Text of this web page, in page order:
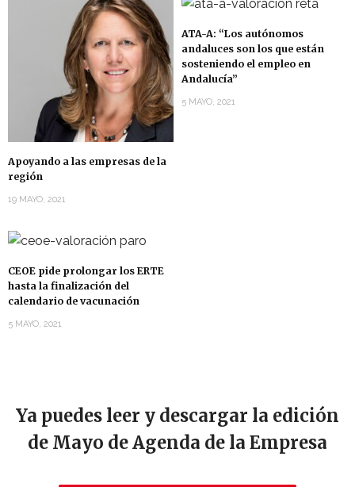
Apoyando a las empresas de la
región
19 MAYO, 2021
ATA-A: “Los autónomos
andaluces son los que están
sosteniendo el empleo en
Andalucía”
5 MAYO, 2021
CEOE pide prolongar los ERTE
hasta la finalización del
calendario de vacunación
5 MAYO, 2021
Ya puedes leer y descargar la edición
de Mayo de Agenda de la Empresa